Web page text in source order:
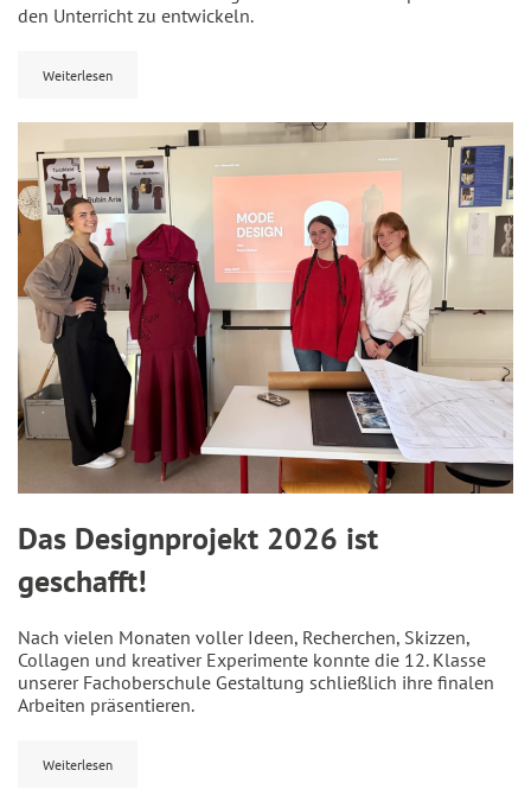
den Unterricht zu entwickeln.
Weiterlesen
Das Designprojekt 2026 ist
geschafft!
Nach vielen Monaten voller Ideen, Recherchen, Skizzen,
Collagen und kreativer Experimente konnte die 12. Klasse
unserer Fachoberschule Gestaltung schließlich ihre finalen
Arbeiten präsentieren.
Weiterlesen